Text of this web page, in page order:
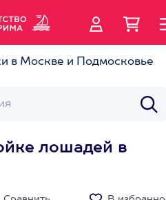
в Москве и Подмосковье
лошадей в